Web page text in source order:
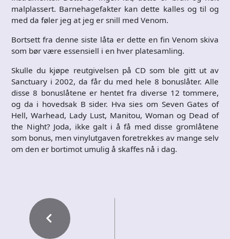
malplassert. Barnehagefakter kan dette kalles og til og
med da føler jeg at jeg er snill med Venom.
Bortsett fra denne siste låta er dette en fin Venom skiva
som bør være essensiell i en hver platesamling.
Skulle du kjøpe reutgivelsen på CD som ble gitt ut av
Sanctuary i 2002, da får du med hele 8 bonuslåter. Alle
disse 8 bonuslåtene er hentet fra diverse 12 tommere,
og da i hovedsak B sider. Hva sies om Seven Gates of
Hell, Warhead, Lady Lust, Manitou, Woman og Dead of
the Night? Joda, ikke galt i å få med disse gromlåtene
som bonus, men vinylutgaven foretrekkes av mange selv
om den er bortimot umulig å skaffes nå i dag.